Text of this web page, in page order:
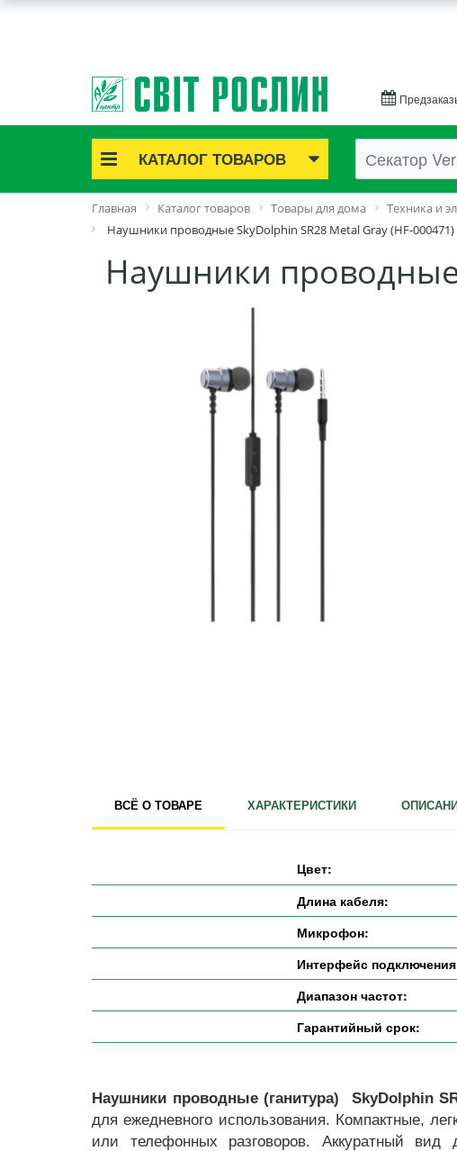
КАТАЛОГ ТОВАРОВ
Акционные товары
Саженцы плодово-ягодные
Лук и чеснок
Саженцы декоративные
Средства защиты растений
Для ландшафтного дизайна
Главная Каталог товаров Товары для дома Техника и
Наушники проводные SkyDolphin SR28 Metal Gray (HF-000471)
Наушники проводные
ВСЁ О ТОВАРЕ ХАРАКТЕРИСТИКИ
Цвет:
Длина кабеля:
Микрофон:
Интерфейс подключения
Диапазон частот:
Гарантийный срок:
Наушники проводные (ганитура) SkyDolphin
для ежедневного использования. Компактные,
или телефонных разговоров. Аккуратный